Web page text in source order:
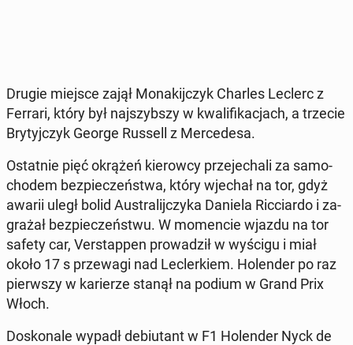
Drugie miejsce zajął Mo­na­kij­czyk Charles Leclerc z
Ferrari, który był naj­szyb­szy w kwa­li­fi­ka­cjach, a trzecie
Bry­tyj­czyk George Russell z Mer­ce­de­sa.
Ostat­nie pięć okrążeń kie­row­cy prze­je­cha­li za sa­mo­
cho­dem bez­pie­czeń­stwa, który wjechał na tor, gdyż
awarii uległ bolid Au­stra­lij­czy­ka Daniela Ric­ciar­do i za­
gra­żał bez­pie­czeń­stwu. W mo­men­cie wjazdu na tor
safety car, Ver­stap­pen pro­wa­dził w wyścigu i miał
około 17 s prze­wa­gi nad Lec­ler­kiem. Ho­len­der po raz
pierw­szy w ka­rie­rze stanął na podium w Grand Prix
Włoch.
Do­sko­na­le wypadł de­biu­tant w F1 Ho­len­der Nyck de